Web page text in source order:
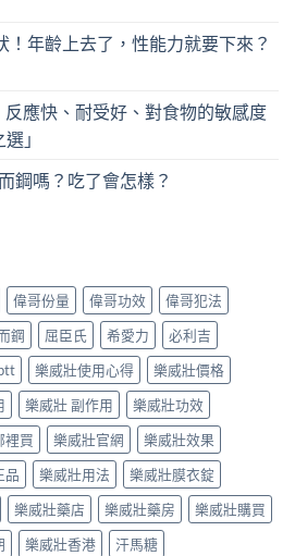
！年齡上去了，性能力就要下來？
應快、耐受好、對食物的敏感度
」
鋼嗎？吃了會怎樣？
偉哥份量 偉哥功效
偉哥犯法
鋼 屈臣氏 希愛力
必利吉
樂威壯使用心得
樂威壯價格
樂威壯 副作用
樂威壯功效
裡買 樂威壯官網
樂威壯效果
品 樂威壯用法
樂威壯膜衣錠
樂威壯藥店 樂威壯藥房
樂威壯購買
樂威壯香港 汗馬糖